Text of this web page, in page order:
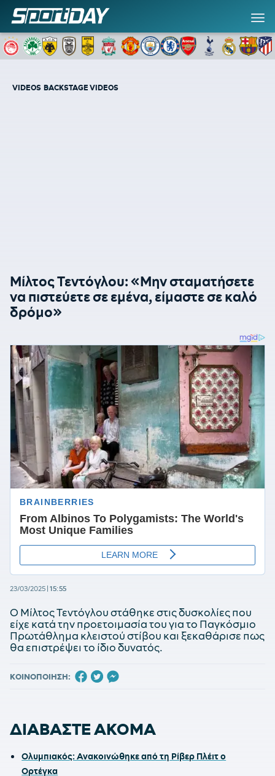
VIDEOS BACKSTAGE VIDEOS
Μίλτος Τεντόγλου: «Μην σταματήσετε
να πιστεύετε σε εμένα, είμαστε σε καλό
δρόμο»
23/03/2025 15:55
Ο Μίλτος Τεντόγλου στάθηκε στις δυσκολίες που
είχε κατά την προετοιμασία του για το Παγκόσμιο
Πρωτάθλημα κλειστού στίβου και ξεκαθάρισε πως
θα επιστρέψει το ίδιο δυνατός.
ΚΟΙΝΟΠΟΙΗΣΗ:
ΔΙΑΒΑΣΤΕ ΑΚΟΜΑ
Ολυμπιακός: Ανακοινώθηκε από τη Ρίβερ Πλέιτ ο
Ορτέγκα